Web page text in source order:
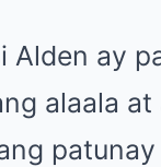
Alden ay
alaala